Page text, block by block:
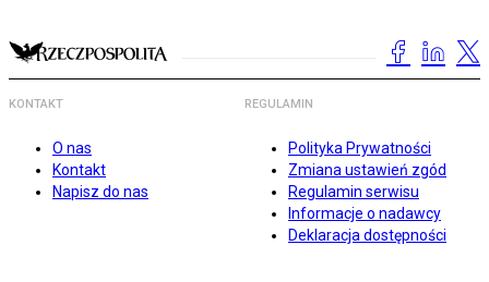
KONTAKT
O nas
Kontakt
Napisz do nas
REGULAMIN
Polityka Prywatności
Zmiana ustawień zgód
Regulamin serwisu
Informacje o nadawcy
Deklaracja dostępności